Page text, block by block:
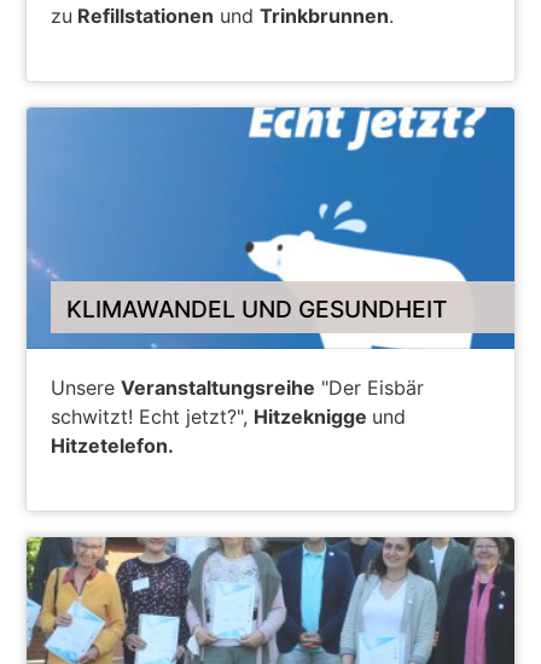
zu Refillstationen undTrinkbrunnen.
KLIMAWANDEL UND GESUNDHEIT
UnsereVeranstaltungsreihe "Der Eisbär
schwitzt! Echt jetzt?", Hitzeknigge und
Hitzetelefon.